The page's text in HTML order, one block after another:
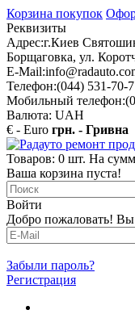
Корзина покупок
Реквизиты
Адрес:г.Киев
Борщаговка, ул.
E-Mail:
Телефон:(044) 531-70-
Мобильный телефон:
Валюта: UAH
€ - Euro грн. - Гривна
Товаров: 0 шт. На
Ваша корзина пуста!
Войти
Добро пожаловать!
Забыли пароль?
Регистрация